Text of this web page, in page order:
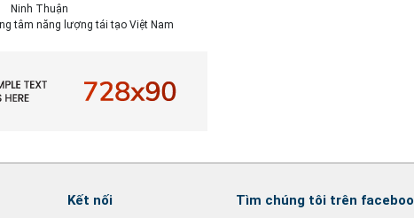
Ninh Thuận
tâm năng lượng tái tạo Việt Nam
Kết nối Tìm chúng tôi trên